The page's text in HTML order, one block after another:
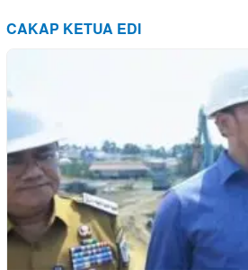
CAKAP KETUA EDI